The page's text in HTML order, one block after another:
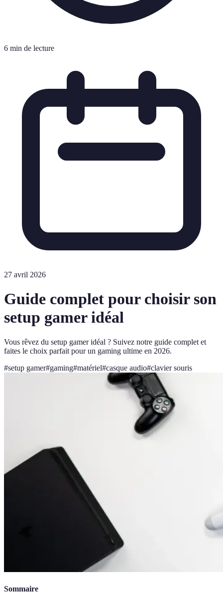
6 min de lecture
27 avril 2026
Guide complet pour choisir son
setup gamer idéal
Vous rêvez du setup gamer idéal ? Suivez notre guide complet et
faites le choix parfait pour un gaming ultime en 2026.
#setup gamer#gaming#matériel#casque audio#clavier souris
Sommaire